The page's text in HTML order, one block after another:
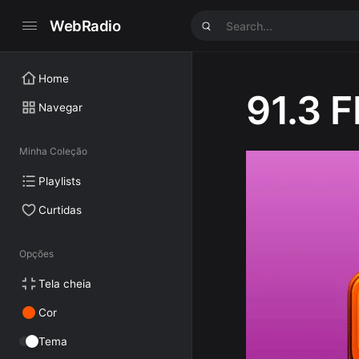
WebRadio
Home
Navegar
Minha Coleção
Playlists
Curtidas
Opções
Tela cheia
Cor
Tema
91.3